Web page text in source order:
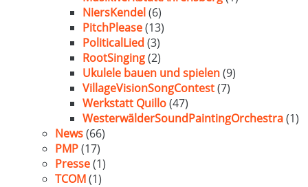
NiersKendel(6)
PitchPlease(13)
PoliticalLied (3)
RootSinging(2)
Ukulele bauen und spielen(9)
VillageVisionSongContest(7)
Werkstatt Quillo(47)
WesterwälderSoundPaintingOrchestra(1)
News(66)
PMP(17)
Presse(1)
TCOM(1)